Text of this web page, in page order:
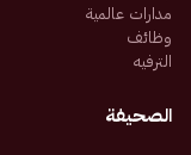
مدارات عالمية
وظائف
الترفيه
الصحيفة